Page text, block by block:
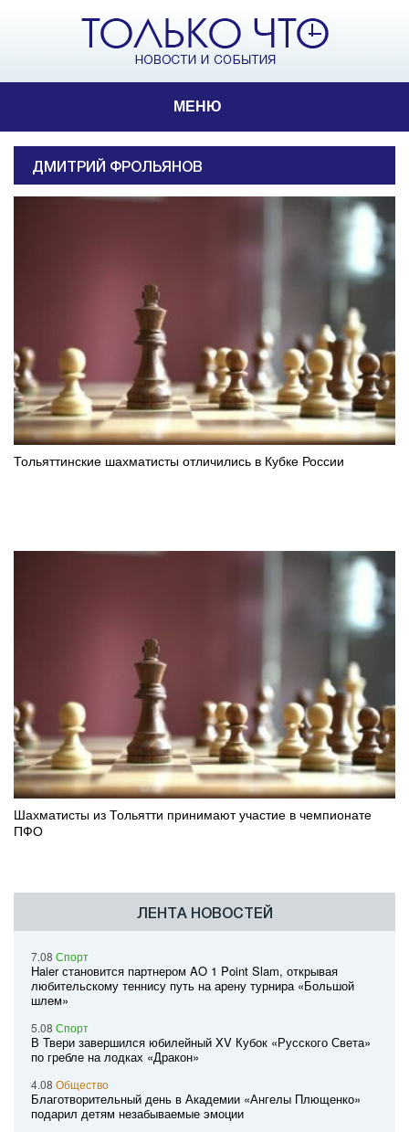
МЕНЮ
ДМИТРИЙ ФРОЛЬЯНОВ
Тольяттинские шахматисты отличились в Кубке России
Шахматисты из Тольятти принимают участие в чемпионате
ПФО
ЛЕНТА НОВОСТЕЙ
7.08 Спорт
Haier становится партнером AO 1 Point Slam, открывая
любительскому теннису путь на арену турнира «Большой
шлем»
5.08 Спорт
В Твери завершился юбилейный XV Кубок «Русского Света»
по гребле на лодках «Дракон»
4.08 Общество
Благотворительный день в Академии «Ангелы Плющенко»
подарил детям незабываемые эмоции